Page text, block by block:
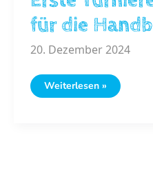
für die
20. Dezember 2024
Erste
Turniererfahrungen
Weiterlesen »